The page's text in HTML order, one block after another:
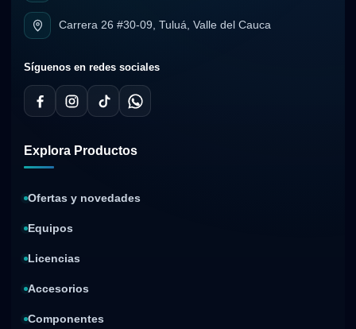
Carrera 26 #30-09, Tuluá, Valle del Cauca
Síguenos en redes sociales
Explora Productos
Ofertas y novedades
Equipos
Licencias
Accesorios
Componentes